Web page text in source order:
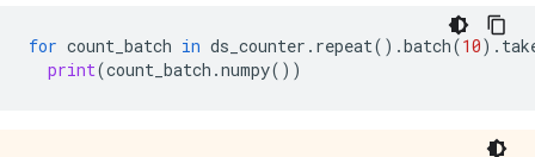
for count_batch in ds_counter . repeat() .batch(10) .
print(count_batch .numpy())